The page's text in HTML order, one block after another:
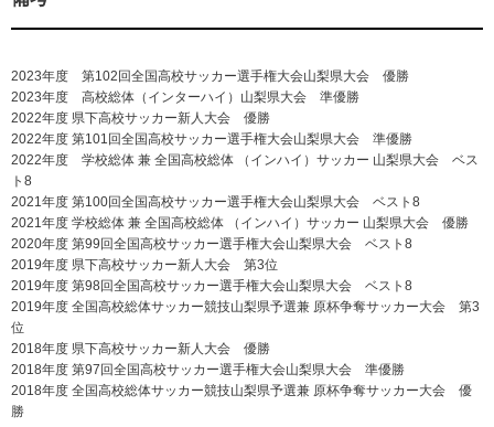
2023年度 第102回全国高校サッカー選手権大会山梨県大会 優勝
2023年度 高校総体（インターハイ）山梨県大会 準優勝
2022年度 県下高校サッカー新人大会 優勝
2022年度 第101回全国高校サッカー選手権大会山梨県大会 準優勝
2022年度 学校総体 兼 全国高校総体 （インハイ）サッカー 山梨県大会 ベス
ト8
2021年度 第100回全国高校サッカー選手権大会山梨県大会 ベスト8
2021年度 学校総体 兼 全国高校総体 （インハイ）サッカー 山梨県大会 優勝
2020年度 第99回全国高校サッカー選手権大会山梨県大会 ベスト8
2019年度 県下高校サッカー新人大会 第3位
2019年度 第98回全国高校サッカー選手権大会山梨県大会 ベスト8
2019年度 全国高校総体サッカー競技山梨県予選兼 原杯争奪サッカー大会 第3
位
2018年度 県下高校サッカー新人大会 優勝
2018年度 第97回全国高校サッカー選手権大会山梨県大会 準優勝
2018年度 全国高校総体サッカー競技山梨県予選兼 原杯争奪サッカー大会 優
勝